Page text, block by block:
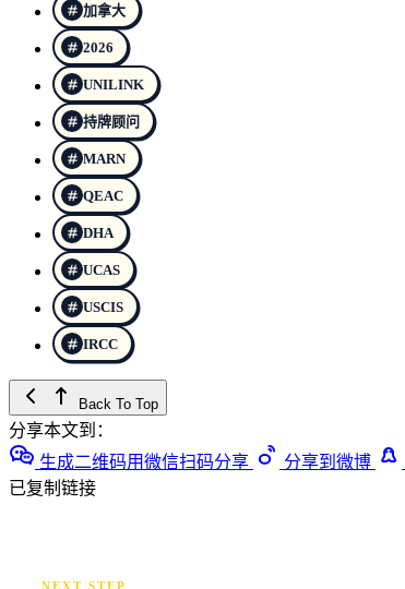
加拿大
2026
UNILINK
持牌顾问
MARN
QEAC
DHA
UCAS
USCIS
IRCC
Back To Top
分享本文到：
生成二维码用微信扫码分享
分享到微博
已复制链接
NEXT STEP